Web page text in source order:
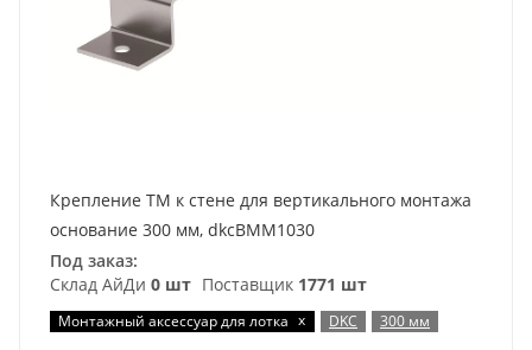
Крепление ТМ к стене для вертикального монтажа
основание 300 мм, dkcBMM1030
Под заказ:
Склад АйДи 0 шт Поставщик 1771 шт
Монтажный аксессуар для лотка x DKC 300 мм